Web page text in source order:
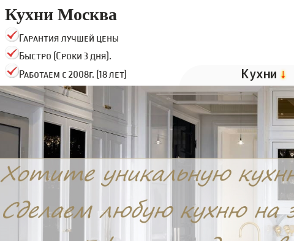
Кухни Москва
Гарантия лучшей цены
Быстро (Сроки 3 дня).
Работаем с 2008г. (18 лет)
Кухни ↓